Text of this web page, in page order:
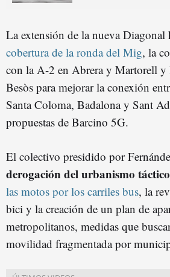
La extensión de la nueva Diagonal
cobertura de la ronda del Mig, la
con la A-2 en Abrera y Martorell y
Besòs para mejorar la conexión
Santa Coloma, Badalona y Sant
propuestas de Barcino 5G.
El colectivo presidido por
derogación del urbanismo táctico
las motos por los carriles bus, la
bici y la creación de un plan de
metropolitanos, medidas que
movilidad fragmentada por